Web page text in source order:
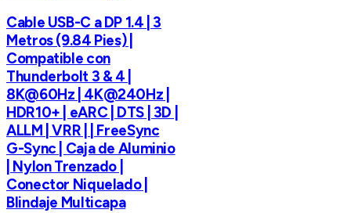
Cable USB-C a DP 1.4 | 3
Metros (9.84 Pies) |
Compatible con
Thunderbolt 3 & 4 |
8K@60Hz | 4K@240Hz |
HDR10+ | eARC | DTS | 3D |
ALLM | VRR | | FreeSync
G-Sync | Caja de Aluminio
| Nylon Trenzado |
Conector Niquelado |
Blindaje Multicapa